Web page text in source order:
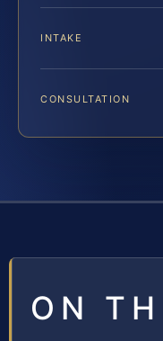
INTAKE
CONSULTATION
ON